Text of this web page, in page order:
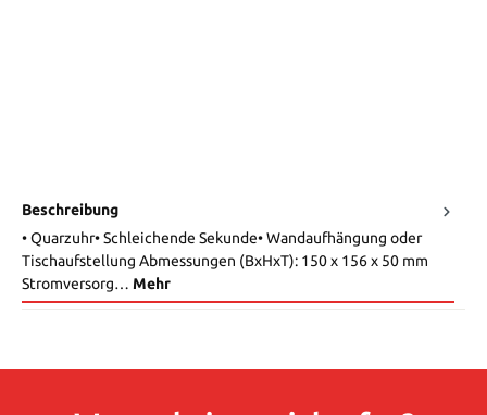
Beschreibung
• Quarzuhr• Schleichende Sekunde• Wandaufhängung oder
Tischaufstellung Abmessungen (BxHxT): 150 x 156 x 50 mm
Stromversorg… Mehr